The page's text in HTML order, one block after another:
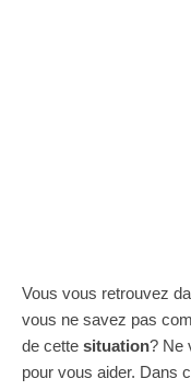
Vous vous retrouvez
vous ne savez pas
de cette situation? Ne
pour vous aider. Dans